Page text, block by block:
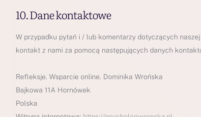
10. Dane kontaktowe
W przypadku pytań i / lub komentarzy dotyczących
kontakt z nami za pomocą następujących danych
Refleksje. Wsparcie online. Dominika Wrońska
Bajkowa 11A Hornówek
Polska